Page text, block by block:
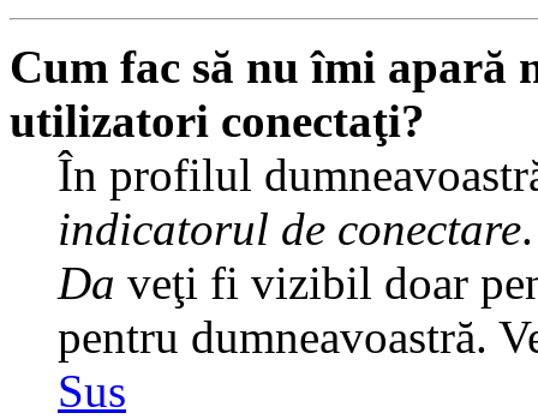
Cum fac să nu îmi apară
utilizatori conectaţi?
În profilul
indicatorul de conectare
Da veţi fi vizibil doar
pentru dumneavoastră.
Sus